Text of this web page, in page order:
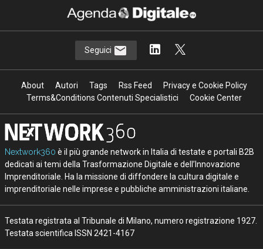
Seguici
About Autori Tags Rss Feed
Privacy e Cookie Policy
Terms&Conditions Contenuti Specialistici
Cookie Center
Nextwork360 è il più grande network in Italia di testate e portali B2B
dedicati ai temi della Trasformazione Digitale e dell’Innovazione
Imprenditoriale. Ha la missione di diffondere la cultura digitale e
imprenditoriale nelle imprese e pubbliche amministrazioni italiane.
Testata registrata al Tribunale di Milano, numero registrazione 1927.
Testata scientifica ISSN 2421-4167